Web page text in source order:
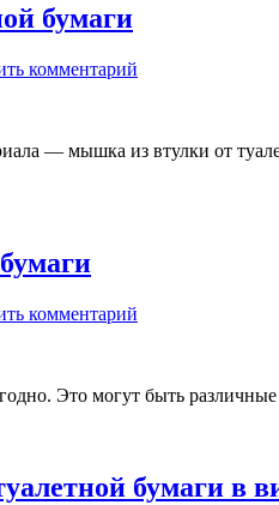
в
лапках
бумаги
комментарий
от
— мышка из втулки от
комментарий
от
Это могут быть
бумаги в